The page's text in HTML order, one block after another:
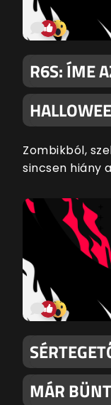
R6S: ÍME
Zombikból,
sincsen hiány
MÁR